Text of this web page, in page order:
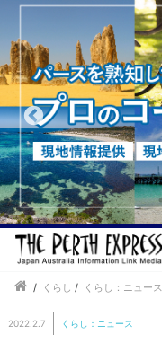
/ くらし / くらし：ニュース
2022.2.7 くらし：ニュース